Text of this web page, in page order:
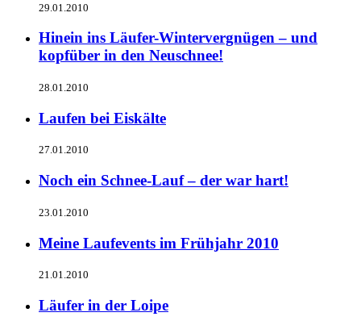
29.01.2010
Hinein ins Läufer-Wintervergnügen – und
kopfüber in den Neuschnee!
28.01.2010
Laufen bei Eiskälte
27.01.2010
Noch ein Schnee-Lauf – der war hart!
23.01.2010
Meine Laufevents im Frühjahr 2010
21.01.2010
Läufer in der Loipe